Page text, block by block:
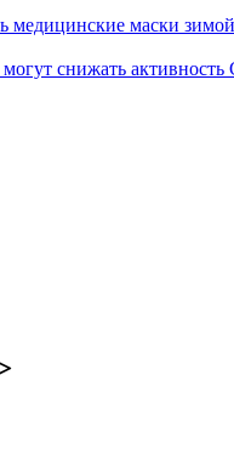
медицинские маски зимой
снижать